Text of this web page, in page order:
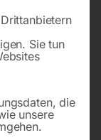
Sie tun
die
unsere